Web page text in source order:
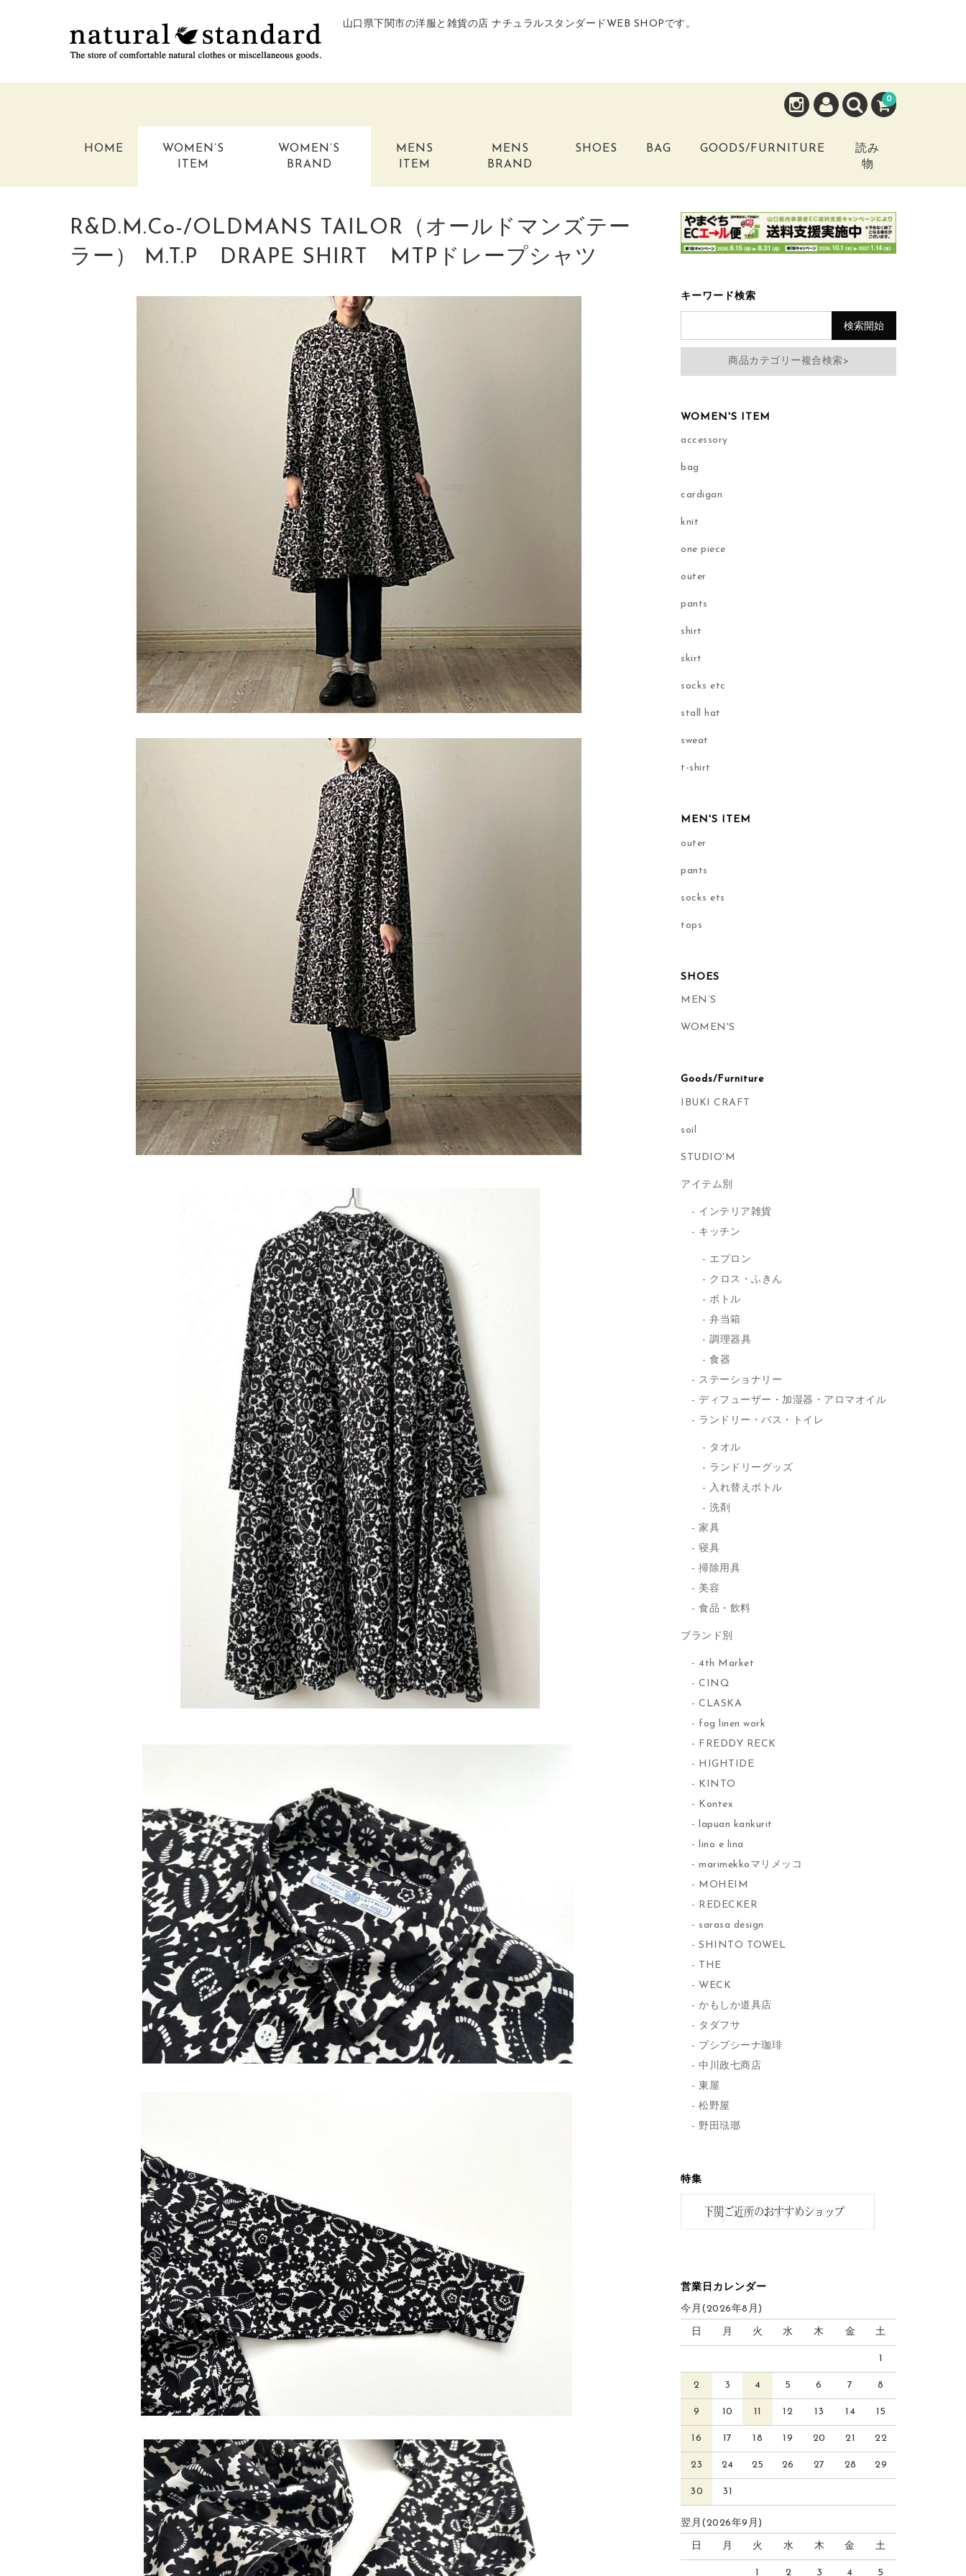
山口県下関市の洋服と雑貨の店 ナチュラルスタンダードWEB SHOPです。
0
HOME
WOMEN’S
ITEM
WOMEN’S
BRAND
MENS
ITEM
MENS
BRAND
SHOES BAG GOODS/FURNITURE
読み
物
R&D.M.Co-/OLDMANS TAILOR（オールドマンズテー
ラー） M.T.P DRAPE SHIRT MTPドレープシャツ
キーワード検索
商品カテゴリー複合検索>
WOMEN'S ITEM
accessory
bag
cardigan
knit
one piece
outer
pants
shirt
skirt
socks etc
stall hat
sweat
t-shirt
MEN'S ITEM
outer
pants
socks ets
tops
SHOES
MEN’S
WOMEN'S
Goods/Furniture
IBUKI CRAFT
soil
STUDIO'M
アイテム別
インテリア雑貨
キッチン
エプロン
クロス・ふきん
ボトル
弁当箱
調理器具
食器
ステーショナリー
ディフューザー・加湿器・アロマオイル
ランドリー・バス・トイレ
タオル
ランドリーグッズ
入れ替えボトル
洗剤
家具
寝具
掃除用具
美容
食品・飲料
ブランド別
4th Market
CINQ
CLASKA
fog linen work
FREDDY RECK
HIGHTIDE
KINTO
Kontex
lapuan kankurit
lino e lina
marimekkoマリメッコ
MOHEIM
REDECKER
sarasa design
SHINTO TOWEL
THE
WECK
かもしか道具店
タダフサ
プシプシーナ珈琲
中川政七商店
東屋
松野屋
野田琺瑯
特集
営業日カレンダー
今月(2026年8月)
日 月 火 水 木 金 土
1
2 3 4 5 6 7 8
9 10 11 12 13 14 15
16 17 18 19 20 21 22
23 24 25 26 27 28 29
30 31
翌月(2026年9月)
日 月 火 水 木 金 土
1 2 3 4 5